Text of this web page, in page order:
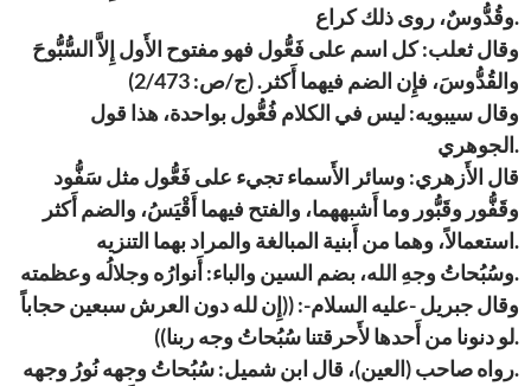
وقُدُّوسٌ، روى ذلك كراع.
وقال ثعلب: كل اسم على فَعُّول فهو مفتوح الأَول إِلاَّ السُّبُّوحَ
والقُدُّوسَ، فإِن الضم فيهما أَكثر. (ج/ص: 2/473)
وقال سيبويه: ليس في الكلام فُعُّول بواحدة، هذا قول
الجوهري.
قال الأَزهري: وسائر الأَسماء تجيء على فَعُّول مثل سَفُّود
وقَفُّور وقَبُّور وما أَشبههما، والفتح فيهما أَقْيَسُ، والضم أَكثر
استعمالاً، وهما من أَبنية المبالغة والمراد بهما التنزيه.
وسُبُحاتُ وجهِ الله، بضم السين والباء: أَنوارُه وجلالُه وعظمته.
وقال جبريل -عليه السلام-: ((إِن لله دون العرش سبعين حجاباً
لو دنونا من أَحدها لأَحرقتنا سُبُحاتُ وجه ربنا)).
رواه صاحب (العين)، قال ابن شميل: سُبُحاتُ وجهه نُورُ وجهه.